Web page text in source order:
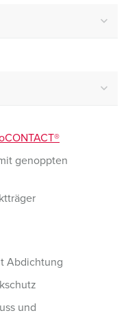
genoppten
Abdichtung
und